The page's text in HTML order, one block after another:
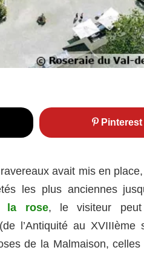
Pinterest
avait mis en
les plus anciennes
la rose, le visiteur peut
l’Antiquité au XVIIIème
de la Malmaison, celles